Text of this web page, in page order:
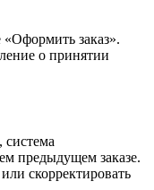
заказ».
о принятии
предыдущем заказе.
скорректировать